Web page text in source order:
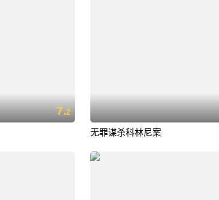
7.2
无罪谋杀科林尼案